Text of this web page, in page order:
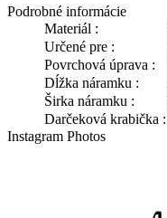
Podrobné informácie
Materiál :
Určené pre :
Povrchová úprava :
Dĺžka náramku :
Širka náramku :
Darčeková krabička :
Instagram Photos